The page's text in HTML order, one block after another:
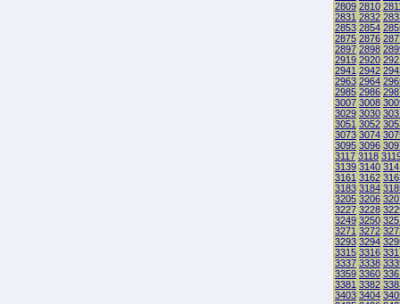
2809 2810
2831 2832
2853 2854
2875 2876
2897 2898
2919 2920
2941 2942
2963 2964
2985 2986
3007 3008
3029 3030
3051 3052
3073 3074
3095 3096
3117 3118
3139 3140
3161 3162
3183 3184
3205 3206
3227 3228
3249 3250
3271 3272
3293 3294
3315 3316
3337 3338
3359 3360
3381 3382
3403 3404